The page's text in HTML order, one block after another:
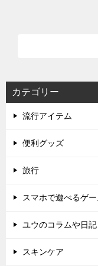
カテゴリー
流行アイテム
便利グッズ
旅行
スマホで遊べるゲー
ユウのコラムや日記
スキンケア